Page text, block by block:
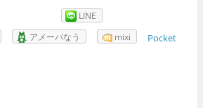
LINE
アメーバなう mixi Pocket